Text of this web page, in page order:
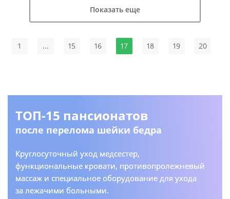
ТОП-15 пансионатов
после перелома шейки бедра
Круглосуточный уход медсестер,
функциональные кровати, противопролежневый
массаж и специальное оборудование для ухода
за лежачими больными.
Показать еще
1 ... 15 16 17 18 19 20